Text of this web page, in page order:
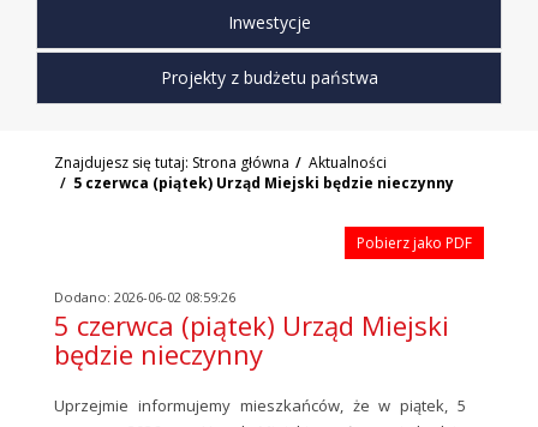
Inwestycje
Projekty z budżetu państwa
Znajdujesz się tutaj: Strona główna
Aktualności
5 czerwca (piątek) Urząd Miejski będzie nieczynny
Pobierz jako PDF
Dodano: 2026-06-02 08:59:26
5 czerwca (piątek) Urząd Miejski
będzie nieczynny
Uprzejmie informujemy mieszkańców, że w piątek, 5